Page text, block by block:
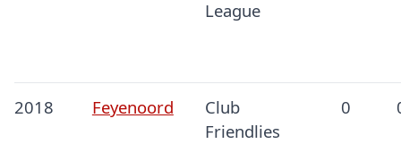
League
2018 Feyenoord
Club
Friendlies
0